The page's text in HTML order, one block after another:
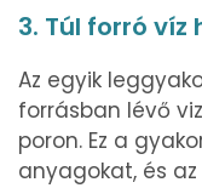
3. Túl forró
Az egyik
forrásban lévő
poron. Ez a
anyagokat, és